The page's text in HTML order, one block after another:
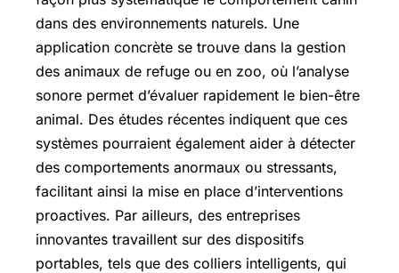
dans des environnements naturels. Une
application concrète se trouve dans la gestion
des animaux de refuge ou en zoo, où l’analyse
sonore permet d’évaluer rapidement le bien-être
animal. Des études récentes indiquent que ces
systèmes pourraient également aider à détecter
des comportements anormaux ou stressants,
facilitant ainsi la mise en place d’interventions
proactives. Par ailleurs, des entreprises
innovantes travaillent sur des dispositifs
portables, tels que des colliers intelligents, qui